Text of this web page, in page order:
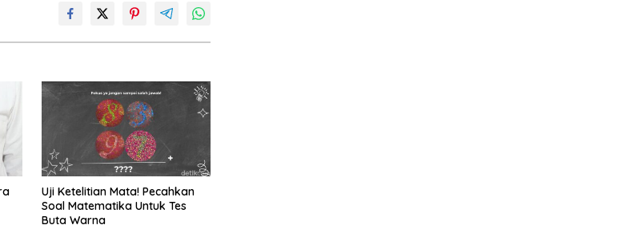
Uji Ketelitian Mata! Pecahkan
Soal Matematika Untuk Tes
Buta Warna